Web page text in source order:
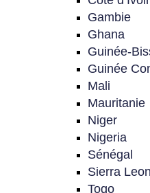
Gambie
Ghana
Guinée-
Guinée
Mali
Mauritanie
Niger
Nigeria
Sénégal
Sierra
Togo